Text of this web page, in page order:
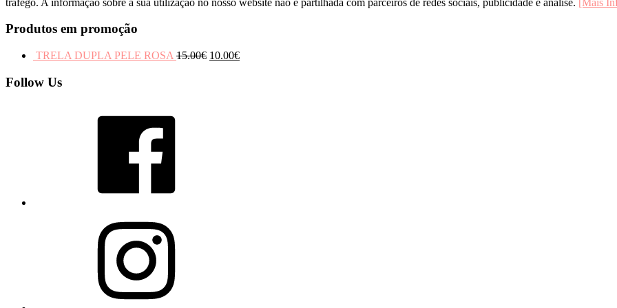
Produtos em promoção
TRELA DUPLA PELE ROSA 15.00€ 10.00€
Follow Us